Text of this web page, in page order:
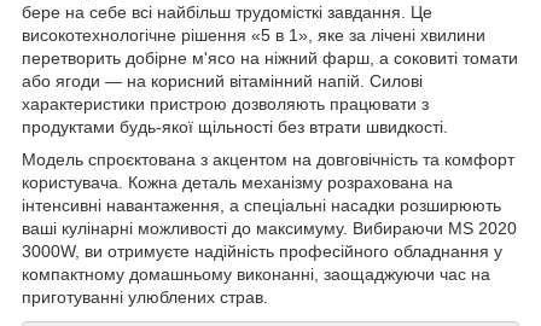
бере на себе всі найбільш трудомісткі завдання. Це
високотехнологічне рішення «5 в 1», яке за лічені хвилини
перетворить добірне м'ясо на ніжний фарш, а соковиті томати
або ягоди — на корисний вітамінний напій. Силові
характеристики пристрою дозволяють працювати з
продуктами будь-якої щільності без втрати швидкості.
Модель спроєктована з акцентом на довговічність та комфорт
користувача. Кожна деталь механізму розрахована на
інтенсивні навантаження, а спеціальні насадки розширюють
ваші кулінарні можливості до максимуму. Вибираючи MS 2020
3000W, ви отримуєте надійність професійного обладнання у
компактному домашньому виконанні, заощаджуючи час на
приготуванні улюблених страв.